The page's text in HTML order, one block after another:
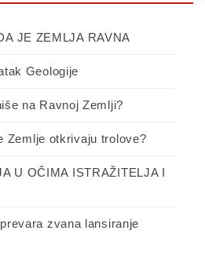
JE ZEMLJA RAVNA
Geologije
na Ravnoj Zemlji?
Zemlje otkrivaju trolove?
U OČIMA ISTRAŽITELJA I
zvana lansiranje